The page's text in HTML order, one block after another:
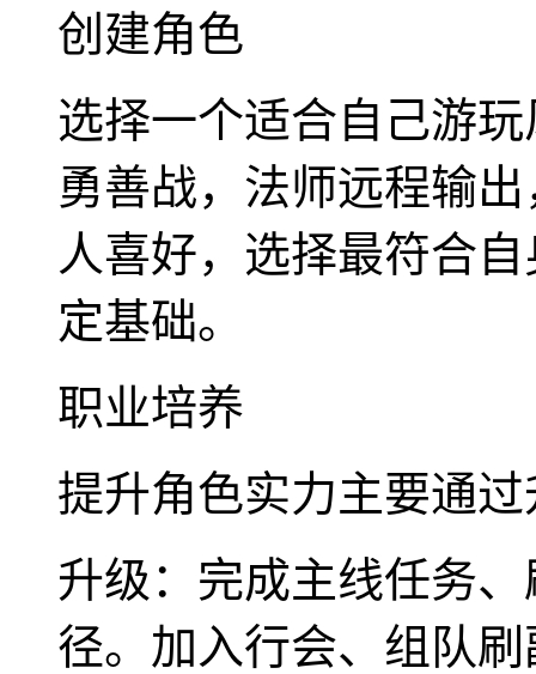
创建角色
选择一个适合自己游
勇善战，法师远程输
人喜好，选择最符合
定基础。
职业培养
提升角色实力主要通
升级：完成主线任务
径。加入行会、组队